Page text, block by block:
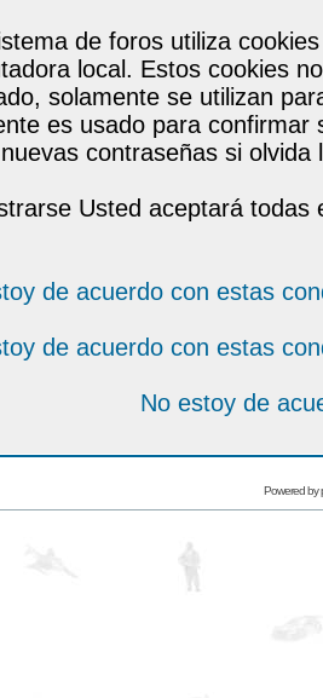
de foros utiliza
local. Estos cookies
solamente se utilizan
es usado para
contraseñas si olvida
Usted aceptará todas
de acuerdo con estas
de acuerdo con estas
No estoy de
Powered by